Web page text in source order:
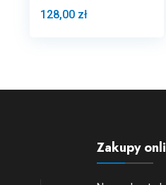
128,00 zł
Zakupy